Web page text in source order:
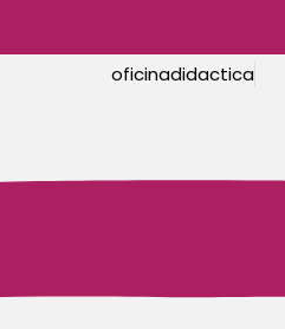
oficinadidactica